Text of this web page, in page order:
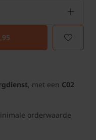
, met een C02
orderwaarde